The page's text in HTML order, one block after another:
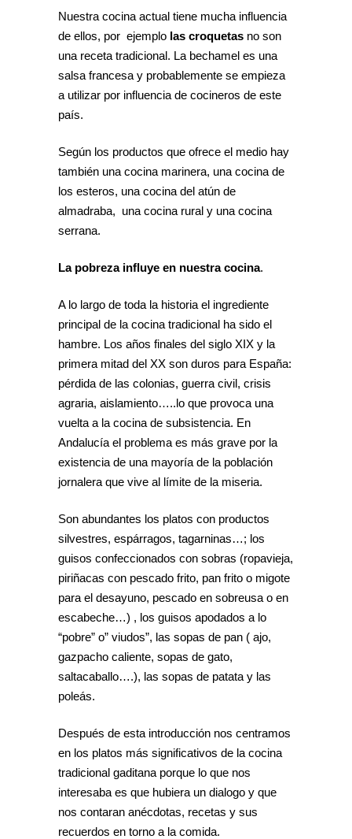
Nuestra cocina actual tiene mucha influencia
de ellos, por ejemplo las croquetas no son
una receta tradicional. La bechamel es una
salsa francesa y probablemente se empieza
a utilizar por influencia de cocineros de este
país.
Según los productos que ofrece el medio hay
también una cocina marinera, una cocina de
los esteros, una cocina del atún de
almadraba, una cocina rural y una cocina
serrana.
La pobreza influye en nuestra cocina.
A lo largo de toda la historia el ingrediente
principal de la cocina tradicional ha sido el
hambre. Los años finales del siglo XIX y la
primera mitad del XX son duros para España:
pérdida de las colonias, guerra civil, crisis
agraria, aislamiento…..lo que provoca una
vuelta a la cocina de subsistencia. En
Andalucía el problema es más grave por la
existencia de una mayoría de la población
jornalera que vive al límite de la miseria.
Son abundantes los platos con productos
silvestres, espárragos, tagarninas…; los
guisos confeccionados con sobras (ropavieja,
piriñacas con pescado frito, pan frito o migote
para el desayuno, pescado en sobreusa o en
escabeche…) , los guisos apodados a lo
“pobre” o” viudos”, las sopas de pan ( ajo,
gazpacho caliente, sopas de gato,
saltacaballo….), las sopas de patata y las
poleás.
Después de esta introducción nos centramos
en los platos más significativos de la cocina
tradicional gaditana porque lo que nos
interesaba es que hubiera un dialogo y que
nos contaran anécdotas, recetas y sus
recuerdos en torno a la comida.